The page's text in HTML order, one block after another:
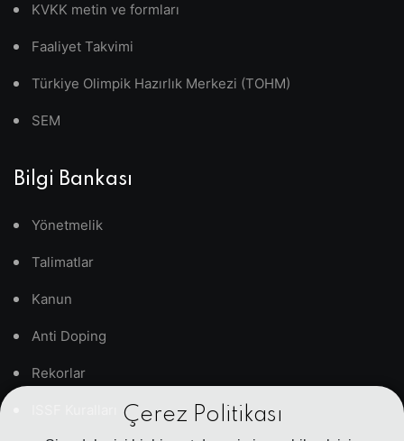
Çerez Politikası
KVKK metin ve formları
Faaliyet Takvimi
Türkiye Olimpik Hazırlık Merkezi (TOHM)
SEM
Bilgi Bankası
Yönetmelik
Talimatlar
Kanun
Anti Doping
Rekorlar